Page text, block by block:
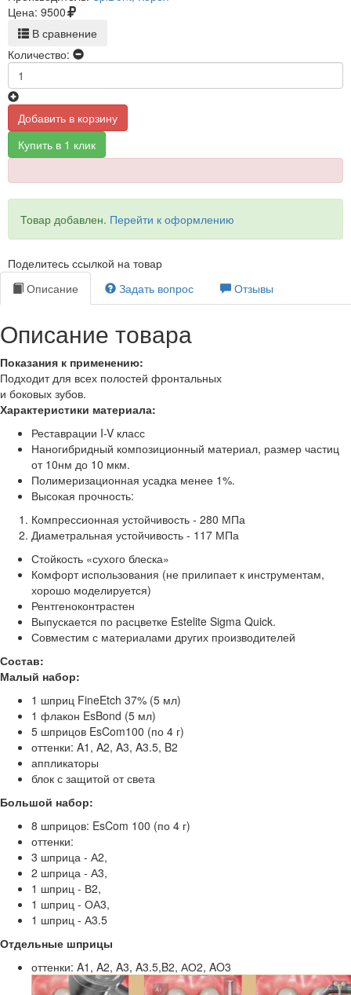
Цена: 9500
В сравнение
Количество:
Добавить в корзину
Купить в 1 клик
Товар добавлен. Перейти к оформлению
Поделитесь ссылкой на товар
Описание
Задать вопрос Отзывы
Описание товара
Показания к применению:
Подходит для всех полостей фронтальных
и боковых зубов.
Характеристики материала:
Реставрации I-V класс
Наногибридный композиционный материал, размер частиц
от 10нм до 10 мкм.
Полимеризационная усадка менее 1%.
Высокая прочность:
Компрессионная устойчивость - 280 МПа
Диаметральная устойчивость - 117 МПа
Стойкость «сухого блеска»
Комфорт использования (не прилипает к инструментам,
хорошо моделируется)
Рентгеноконтрастен
Выпускается по расцветке Estelite Sigma Quick.
Совместим с материалами других производителей
Состав:
Малый набор:
1 шприц FineEtch 37% (5 мл)
1 флакон EsBond (5 мл)
5 шприцов EsCom100 (по 4 г)
оттенки: A1, A2, A3, A3.5, B2
аппликаторы
блок с защитой от света
Большой набор:
8 шприцов: EsCom 100 (по 4 г)
оттенки:
3 шприца - А2,
2 шприца - А3,
1 шприц - В2,
1 шприц - ОА3,
1 шприц - А3.5
Отдельные шприцы
оттенки: A1, A2, A3, A3.5,B2, АО2, AO3